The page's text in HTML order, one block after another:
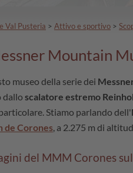
Val Pusteria > Attivo e sportivo >
Mountain
museo della serie dei
dallo scalatore estremo
Stiamo parlando dell'
de Corones, a 2.275 m di
del MMM Corones